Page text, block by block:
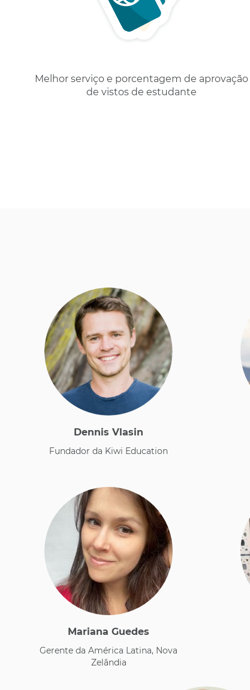
Melhor serviço e porcentagem de aprovação
de vistos de estudante
Dennis Vlasin
​Fundador da Kiwi Education
Mariana Guedes
​Gerente da América Latina, Nova
Zelândia